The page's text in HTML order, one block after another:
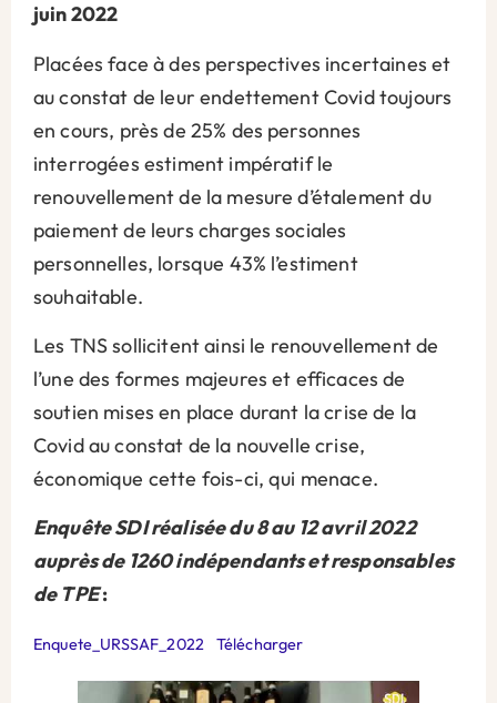
juin 2022
Placées face à des perspectives incertaines et
au constat de leur endettement Covid toujours
en cours, près de 25% des personnes
interrogées estiment impératif le
renouvellement de la mesure d’étalement du
paiement de leurs charges sociales
personnelles, lorsque 43% l’estiment
souhaitable.
Les TNS sollicitent ainsi le renouvellement de
l’une des formes majeures et efficaces de
soutien mises en place durant la crise de la
Covid au constat de la nouvelle crise,
économique cette fois-ci, qui menace.
Enquête SDI réalisée du 8 au 12 avril 2022
auprès de 1260 indépendants et responsables
de TPE:
Enquete_URSSAF_2022 Télécharger